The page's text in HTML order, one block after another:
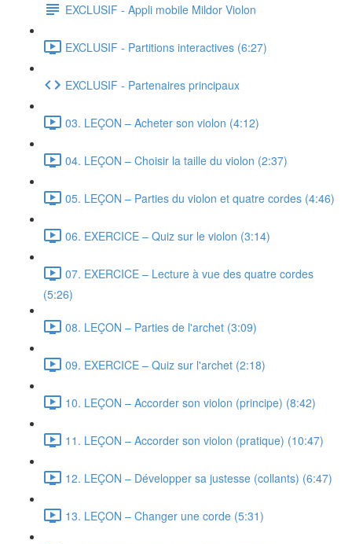
EXCLUSIF - Appli mobile Mildor Violon
EXCLUSIF - Partitions interactives (6:27)
EXCLUSIF - Partenaires principaux
03. LEÇON – Acheter son violon (4:12)
04. LEÇON – Choisir la taille du violon (2:37)
05. LEÇON – Parties du violon et quatre cordes (4:46)
06. EXERCICE – Quiz sur le violon (3:14)
07. EXERCICE – Lecture à vue des quatre cordes
(5:26)
08. LEÇON – Parties de l'archet (3:09)
09. EXERCICE – Quiz sur l'archet (2:18)
10. LEÇON – Accorder son violon (principe) (8:42)
11. LEÇON – Accorder son violon (pratique) (10:47)
12. LEÇON – Développer sa justesse (collants) (6:47)
13. LEÇON – Changer une corde (5:31)